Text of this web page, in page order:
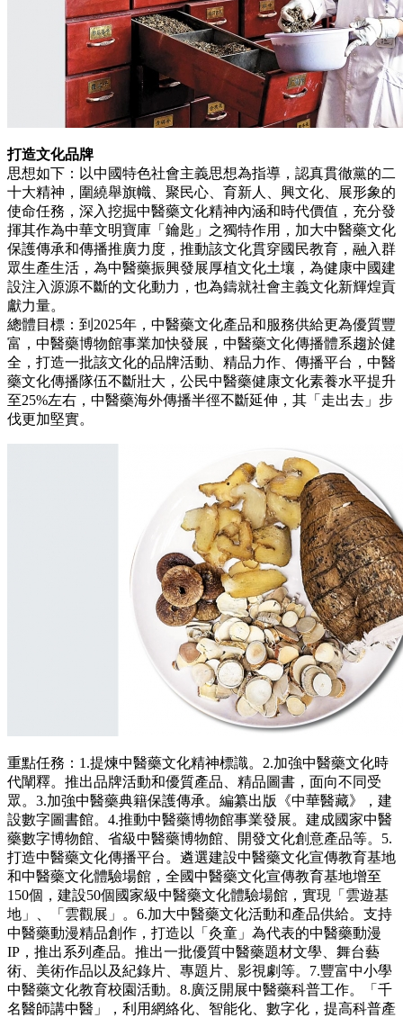
打造文化品牌
思想如下：以中國特色社會主義思想為指導，認真貫徹黨的二
十大精神，圍繞舉旗幟、聚民心、育新人、興文化、展形象的
使命任務，深入挖掘中醫藥文化精神內涵和時代價值，充分發
揮其作為中華文明寶庫「鑰匙」之獨特作用，加大中醫藥文化
保護傳承和傳播推廣力度，推動該文化貫穿國民教育，融入群
眾生產生活，為中醫藥振興發展厚植文化土壤，為健康中國建
設注入源源不斷的文化動力，也為鑄就社會主義文化新輝煌貢
獻力量。
總體目標：到2025年，中醫藥文化產品和服務供給更為優質豐
富，中醫藥博物館事業加快發展，中醫藥文化傳播體系趨於健
全，打造一批該文化的品牌活動、精品力作、傳播平台，中醫
藥文化傳播隊伍不斷壯大，公民中醫藥健康文化素養水平提升
至25%左右，中醫藥海外傳播半徑不斷延伸，其「走出去」步
伐更加堅實。
重點任務：1.提煉中醫藥文化精神標識。2.加強中醫藥文化時
代闡釋。推出品牌活動和優質產品、精品圖書，面向不同受
眾。3.加強中醫藥典籍保護傳承。編纂出版《中華醫藏》，建
設數字圖書館。4.推動中醫藥博物館事業發展。建成國家中醫
藥數字博物館、省級中醫藥博物館、開發文化創意產品等。5.
打造中醫藥文化傳播平台。遴選建設中醫藥文化宣傳教育基地
和中醫藥文化體驗場館，全國中醫藥文化宣傳教育基地增至
150個，建設50個國家級中醫藥文化體驗場館，實現「雲遊基
地」、「雲觀展」。6.加大中醫藥文化活動和產品供給。支持
中醫藥動漫精品創作，打造以「灸童」為代表的中醫藥動漫
IP，推出系列產品。推出一批優質中醫藥題材文學、舞台藝
術、美術作品以及紀錄片、專題片、影視劇等。7.豐富中小學
中醫藥文化教育校園活動。8.廣泛開展中醫藥科普工作。「千
名醫師講中醫」，利用網絡化、智能化、數字化，提高科普產